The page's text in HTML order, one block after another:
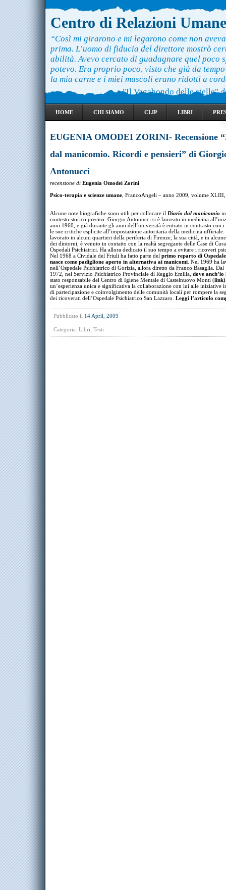
Centro di Relazioni Umane
“Così mi girarono e mi legarono come non
prima. L’uomo di fiducia del direttore mostrò
abilità. Avevo cercato di guadagnare quel poco
potevo. Era proprio poco, visto che già da
la mia carne e i miei muscoli erano ridotti a
"Il Vagabondo delle stelle"
HOME CHI SIAMO CLIP LIBRI
EUGENIA OMODEI ZORINI- Recensione
dal manicomio. Ricordi e pensieri” di
Antonucci
recensione di Eugenia Omodei Zorini
Psico-terapia e scienze umane , FrancoAngeli – anno 2009, volume
Alcune note biografiche sono utili per collocare il Diario dal manicomio
contesto storico preciso. Giorgio Antonucci si è laureato in medicina
anni 1960, e già durante gli anni dell’università è entrato in contrasto con i
le sue critiche esplicite all’impostazione autoritaria della medicina
lavorato in alcuni quartieri della periferia di Firenze, la sua città, e in
dei dintorni, è venuto in contatto con la realtà segregante delle Case di
Ospedali Psichiatrici. Ha allora dedicato il suo tempo a evitare i ricoveri
Nel 1968 a Cividale del Friuli ha fatto parte del primo reparto di
nasce come padiglione aperto in alternativa ai manicomi . Nel 1969 ha
nell’Ospedale Psichiatrico di Gorizia, allora diretto da Franco Basaglia. Dal
1972, nel Servizio Psichiatrico Provinciale di Reggio Emilia, dove
stato responsabile del Centro di Igiene Mentale di Castelnuovo Monti (link)
un’esperienza unica e significativa la collaborazione con lui alle iniziative
di partecipazione e coinvolgimento delle comunità locali per rompere la
dei ricoverati dell’Ospedale Psichiatrico San Lazzaro. Leggi l’articolo
Pubblicato il 14 April, 2009
Categoria: Libri Testi